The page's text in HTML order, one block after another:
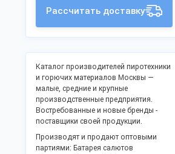
Рассчитать доставку
Каталог производителей пиротехники
и горючих материалов Москвы —
малые, средние и крупные
производственные предприятия.
Востребованные и новые бренды -
поставщики своей продукции.
Производят и продают оптовыми
партиями: Батарея салютов